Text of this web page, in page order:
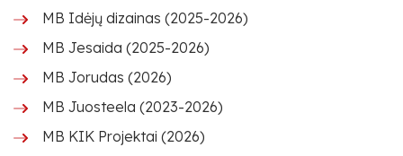
MB Idėjų dizainas (2025-2026)
MB Jesaida (2025-2026)
MB Jorudas (2026)
MB Juosteela (2023-2026)
MB KIK Projektai (2026)